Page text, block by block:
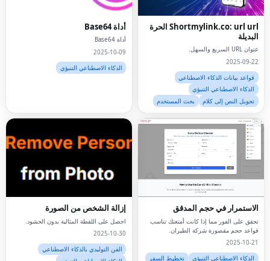
Shortmylink.co: url url الحرة
البديلة
عنوان URL السريع والسهل.
2025-09-22
قواعد بيانات الذكاء الاصطناعي
الذكاء الاصطناعي التنبؤي
تحويل النص إلى كلام
بحث المستخدم
أداة Base64
أداة Base64
2025-10-09
الذكاء الاصطناعي التنبؤي
الاستمرار في حجم المدقق
تحقق على الفور مما إذا كانت أمتعتك تناسب
قواعد حجم مقصورة شركة الطيران.
2025-10-21
الذكاء الاصطناعي التنبؤي
تخطيط السفر
إزالة الشخص من الصورة
احصل على اللقطة المثالية بدون الحشود.
2025-10-30
الفن التوليدي بالذكاء الاصطناعي